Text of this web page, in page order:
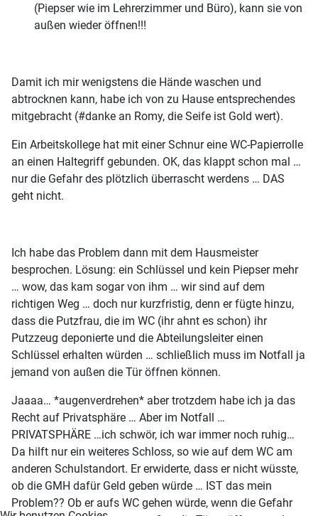
(Piepser wie im Lehrerzimmer und Büro), kann sie von
außen wieder öffnen!!!
Damit ich mir wenigstens die Hände waschen und
abtrocknen kann, habe ich von zu Hause entsprechendes
mitgebracht (#danke an Romy, die Seife ist Gold wert).
Ein Arbeitskollege hat mit einer Schnur eine WC-Papierrolle
an einen Haltegriff gebunden. OK, das klappt schon mal …
nur die Gefahr des plötzlich überrascht werdens … DAS
geht nicht.
Ich habe das Problem dann mit dem Hausmeister
besprochen. Lösung: ein Schlüssel und kein Piepser mehr
… wow, das kam sogar von ihm … wir sind auf dem
richtigen Weg … doch nur kurzfristig, denn er fügte hinzu,
dass die Putzfrau, die im WC (ihr ahnt es schon) ihr
Putzzeug deponierte und die Abteilungsleiter einen
Schlüssel erhalten würden … schließlich muss im Notfall ja
jemand von außen die Tür öffnen können.
Jaaaa… *augenverdrehen* aber trotzdem habe ich ja das
Recht auf Privatsphäre … Aber im Notfall …
PRIVATSPHÄRE …ich schwör, ich war immer noch ruhig…
Da hilft nur ein weiteres Schloss, so wie auf dem WC am
anderen Schulstandort. Er erwiderte, dass er nicht wüsste,
ob die GMH dafür Geld geben würde … IST das mein
Problem?? Ob er aufs WC gehen würde, wenn die Gefahr